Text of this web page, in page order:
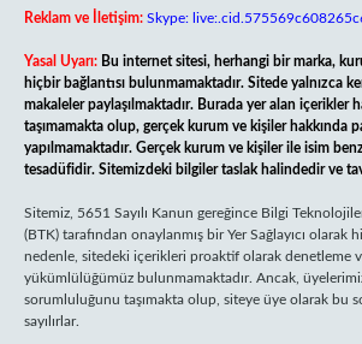
Reklam ve İletişim: Skype:
Yasal Uyarı: Bu internet sitesi, herhangi bir marka,
hiçbir bağlantısı bulunmamaktadır. Sitede yalnızca
makaleler paylaşılmaktadır. Burada yer alan içerikler
taşımamakta olup, gerçek kurum ve kişiler hakkında
yapılmamaktadır. Gerçek kurum ve kişiler ile isim
tesadüfidir. Sitemizdeki bilgiler taslak halindedir ve
Sitemiz, 5651 Sayılı Kanun gereğince Bilgi
(BTK) tarafından onaylanmış bir Yer Sağlayıcı olarak
nedenle, sitedeki içerikleri proaktif olarak denetleme
yükümlülüğümüz bulunmamaktadır. Ancak,
sorumluluğunu taşımakta olup, siteye üye olarak bu
sayılırlar.